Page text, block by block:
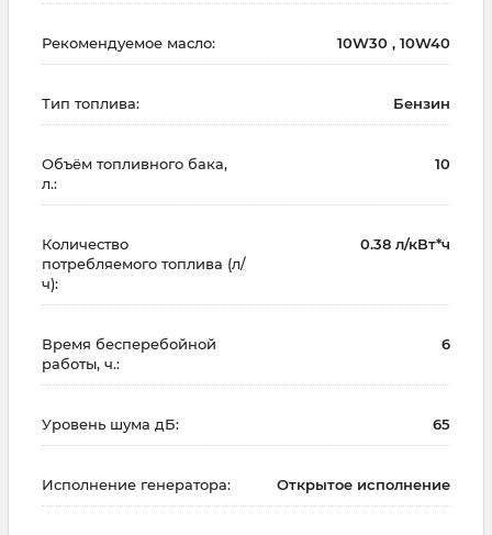
Рекомендуемое масло: 10W30 , 10W40
Тип топлива: Бензин
Объём топливного бака,
л.:
10
Количество
потребляемого топлива (л/
ч):
0.38 л/кВт*ч
Время бесперебойной
работы, ч.:
6
Уровень шума дБ: 65
Исполнение генератора: Открытое исполнение